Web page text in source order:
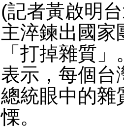
(記者黃啟明
主淬鍊出國家
「打掉雜質
表示，每個台
總統眼中的雜
慄。